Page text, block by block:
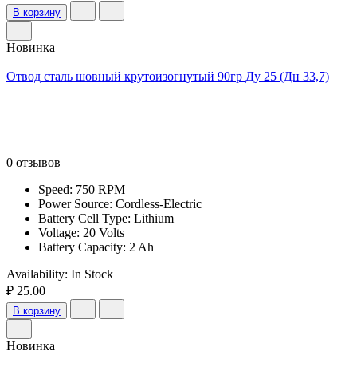
В корзину
Новинка
Отвод сталь шовный крутоизогнутый 90гр Ду 25 (Дн 33,7)
0 отзывов
Speed: 750 RPM
Power Source: Cordless-Electric
Battery Cell Type: Lithium
Voltage: 20 Volts
Battery Capacity: 2 Ah
Availability: In Stock
₽ 25.00
В корзину
Новинка